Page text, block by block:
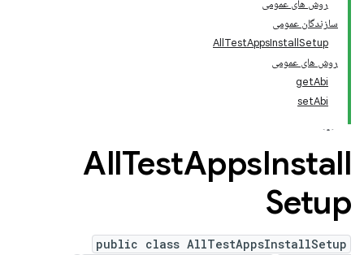
روش های عمومی
سازندگان عمومی
AllTestAppsInstallSetup
روش های عمومی
getAbi
setAbi
AllTestAppsInstall
Setup
public class AllTestAppsInstallSetup